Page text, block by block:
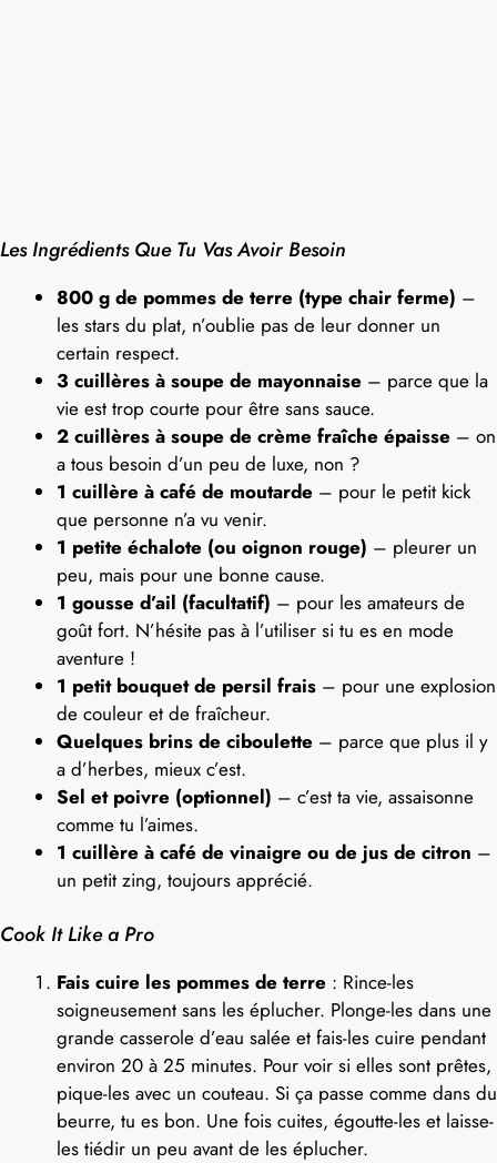
Les Ingrédients Que Tu Vas Avoir Besoin
800 g de pommes de terre (type chair ferme) –
les stars du plat, n’oublie pas de leur donner un
certain respect.
3 cuillères à soupe de mayonnaise – parce que la
vie est trop courte pour être sans sauce.
2 cuillères à soupe de crème fraîche épaisse – on
a tous besoin d’un peu de luxe, non ?
1 cuillère à café de moutarde – pour le petit kick
que personne n’a vu venir.
1 petite échalote (ou oignon rouge) – pleurer un
peu, mais pour une bonne cause.
1 gousse d’ail (facultatif) – pour les amateurs de
goût fort. N’hésite pas à l’utiliser si tu es en mode
aventure !
1 petit bouquet de persil frais – pour une explosion
de couleur et de fraîcheur.
Quelques brins de ciboulette – parce que plus il y
a d’herbes, mieux c’est.
Sel et poivre (optionnel) – c’est ta vie, assaisonne
comme tu l’aimes.
1 cuillère à café de vinaigre ou de jus de citron –
un petit zing, toujours apprécié.
Cook It Like a Pro
Fais cuire les pommes de terre : Rince-les
soigneusement sans les éplucher. Plonge-les dans une
grande casserole d’eau salée et fais-les cuire pendant
environ 20 à 25 minutes. Pour voir si elles sont prêtes,
pique-les avec un couteau. Si ça passe comme dans du
beurre, tu es bon. Une fois cuites, égoutte-les et laisse-
les tiédir un peu avant de les éplucher.